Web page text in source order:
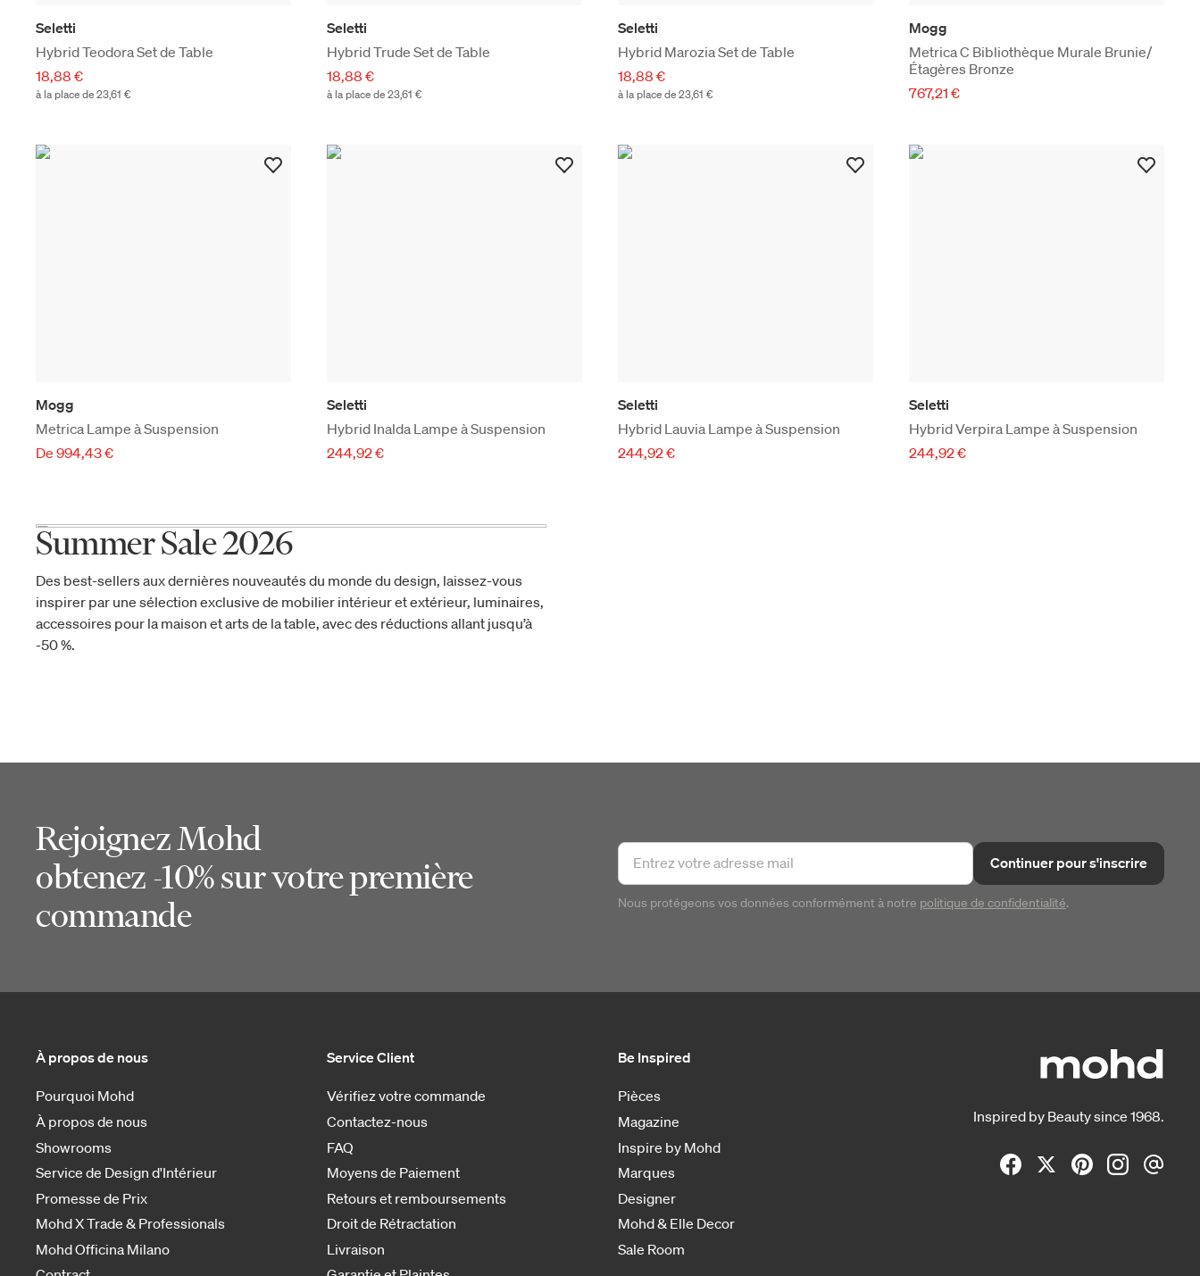
Seletti
Hybrid Teodora Set de Table
18,88 €
à la place de 23,61 €
Seletti
Hybrid Trude Set de Table
18,88 €
à la place de 23,61 €
Seletti
Hybrid Marozia Set de Table
18,88 €
à la place de 23,61 €
Mogg
Metrica C Bibliothèque Murale Brunie/
Étagères Bronze
767,21 €
Mogg
Metrica Lampe à Suspension
De 994,43 €
Seletti
Hybrid Inalda Lampe à Suspension
244,92 €
Seletti
Hybrid Lauvia Lampe à Suspension
244,92 €
Seletti
Hybrid Verpira Lampe à Suspension
244,92 €
Summer Sale 2026
Des best-sellers aux dernières nouveautés du monde du design, laissez-vous
inspirer par une sélection exclusive de mobilier intérieur et extérieur, luminaires,
accessoires pour la maison et arts de la table, avec des réductions allant jusqu’à
-50 %.
Rejoignez Mohd
obtenez -10% sur votre première
commande
Continuer pour s'inscrire
Nous protégeons vos données conformément à notre politique de confidentialité.
Inspired by Beauty since 1968.
À propos de nous
Pourquoi Mohd
À propos de nous
Showrooms
Service de Design d'Intérieur
Promesse de Prix
Mohd X Trade & Professionals
Mohd Officina Milano
Service Client
Vérifiez votre commande
Contactez-nous
FAQ
Moyens de Paiement
Retours et remboursements
Droit de Rétractation
Livraison
Be Inspired
Pièces
Magazine
Inspire by Mohd
Marques
Designer
Mohd & Elle Decor
Sale Room